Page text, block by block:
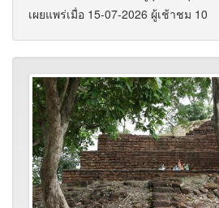
เผยแพร่เมื่อ 15-07-2026 ผู้เช้าชม 10